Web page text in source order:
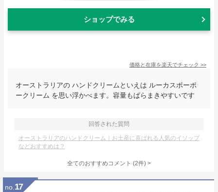
ショップでみる
価格と在庫を楽天でチェック >>
オーストラリアの ハンドクリームといえは ルーカスポーポ
ークリーム を思い浮かべます。容量もばらまきやすいです
回答された質問
オーストラリアのハンドクリーム｜お土産に喜ばれる人気のイソップ
などおすすめは？
全てのおすすめコメント (2件) >
no. 17